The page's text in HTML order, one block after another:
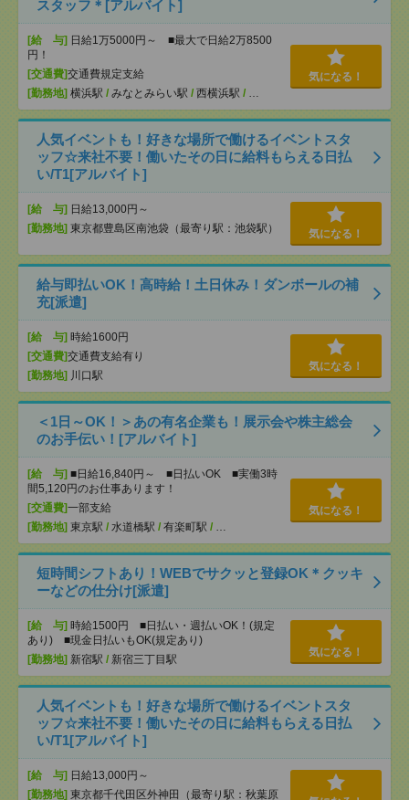
スタッフ＊[アルバイト]
[給 与] 日給1万5000円～ ■最大で日給2万8500
円！
[交通費]交通費規定支給
[勤務地] 横浜駅 / みなとみらい駅 / 西横浜駅 / …
気になる！
人気イベントも！好きな場所で働けるイベントスタ
ッフ☆来社不要！働いたその日に給料もらえる日払
い/T1[アルバイト]
[給 与] 日給13,000円～
[勤務地] 東京都豊島区南池袋（最寄り駅：池袋駅） 気になる！
給与即払いOK！高時給！土日休み！ダンボールの補
充[派遣]
[給 与] 時給1600円
[交通費]交通費支給有り
[勤務地] 川口駅
気になる！
＜1日～OK！＞あの有名企業も！展示会や株主総会
のお手伝い！[アルバイト]
[給 与] ■日給16,840円～ ■日払いOK ■実働3時
間5,120円のお仕事あります！
[交通費]一部支給
[勤務地] 東京駅 / 水道橋駅 / 有楽町駅 / …
気になる！
短時間シフトあり！WEBでサクッと登録OK＊クッキ
ーなどの仕分け[派遣]
[給 与] 時給1500円 ■日払い・週払いOK！(規定
あり) ■現金日払いもOK(規定あり)
[勤務地] 新宿駅 / 新宿三丁目駅
気になる！
人気イベントも！好きな場所で働けるイベントスタ
ッフ☆来社不要！働いたその日に給料もらえる日払
い/T1[アルバイト]
[給 与] 日給13,000円～
[勤務地] 東京都千代田区外神田（最寄り駅：秋葉原